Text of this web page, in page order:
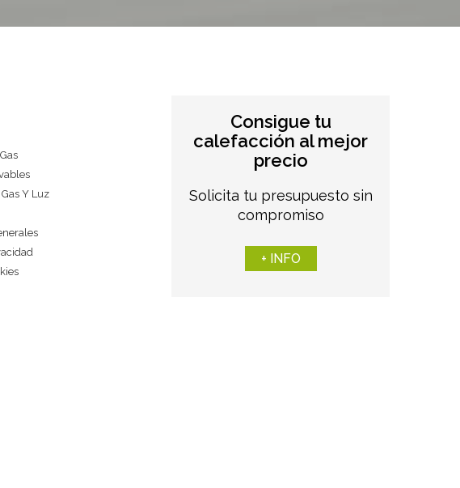
Y Luz
Consigue tu
calefacción al mejor
precio
Solicita tu presupuesto sin
compromiso
+ INFO